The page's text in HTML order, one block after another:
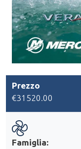
Prezzo
€31520.00
Famiglia: